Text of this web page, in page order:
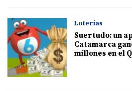
Loterías
Suertudo: un
Catamarca
millones en el